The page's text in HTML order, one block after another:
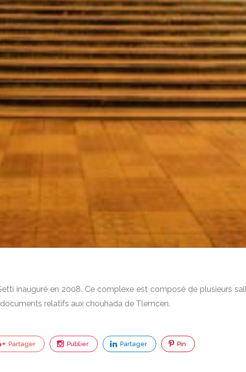
inauguré en 2008. Ce complexe est composé de plusieurs
relatifs aux chouhada de Tlemcen.
Partager Publier Partager Pin